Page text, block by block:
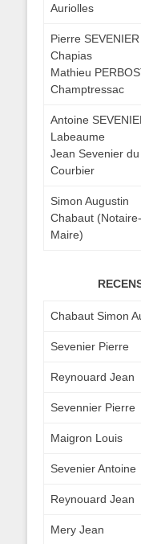
Auriolles
Pierre
Chapias
Mathieu
Champtressac
Antoine
Labeaume
Jean Sevenier du
Courbier
Simon Augustin
Chabaut (Notaire-
Maire)
Chabaut Simon
Sevenier Pierre
Reynouard Jean
Sevennier Pierre
Maigron Louis
Sevenier Antoine
Reynouard Jean
Mery Jean